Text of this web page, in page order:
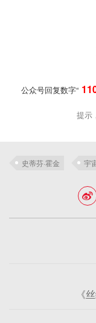
公众号回复数字“
提示
史蒂芬·霍金 宇
《